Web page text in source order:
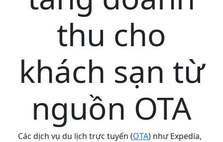
thu cho
khách sạn từ
nguồn OTA
Các dịch vụ du lịch trực tuyến (OTA) như Expedia,